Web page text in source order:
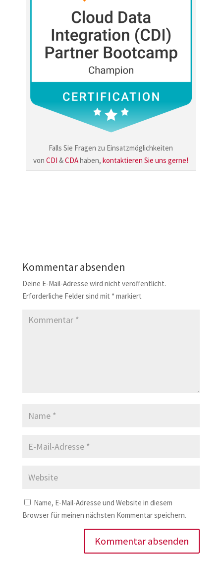
Falls Sie Fragen zu Einsatzmöglichkeiten
vonCDI &CDAhaben,kontaktieren Sie uns gerne!
Kommentar absenden
Deine E-Mail-Adresse wird nicht veröffentlicht.
Erforderliche Felder sind mit *markiert
Name, E-Mail-Adresse und Website in diesem
Browser für meinen nächsten Kommentar speichern.